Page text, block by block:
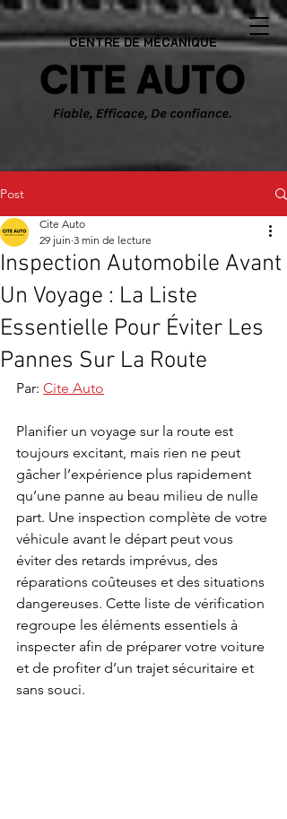
CENTRE DE MÉCANIQUE
Post
Inspection Automobile Avant
Un Voyage : La Liste
Essentielle Pour Éviter Les
Pannes Sur La Route
Cite Auto
29 juin 3 min de lecture
Par: Cite Auto
Planifier un voyage sur la route est
toujours excitant, mais rien ne peut
gâcher l’expérience plus rapidement
qu’une panne au beau milieu de nulle
part. Une inspection complète de votre
véhicule avant le départ peut vous
éviter des retards imprévus, des
réparations coûteuses et des situations
dangereuses. Cette liste de vérification
regroupe les éléments essentiels à
inspecter afin de préparer votre voiture
et de profiter d’un trajet sécuritaire et
sans souci.